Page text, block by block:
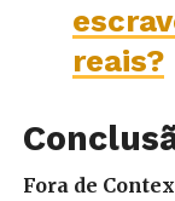
reais?
Fora de